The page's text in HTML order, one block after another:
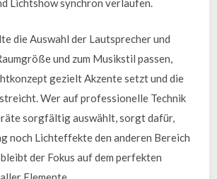
Lichtshow synchron verlaufen.
die Auswahl der Lautsprecher und
und zum Musikstil passen,
gezielt Akzente setzt und die
Wer auf professionelle Technik
sorgfältig auswählt, sorgt dafür,
noch Lichteffekte den anderen Bereich
der Fokus auf dem perfekten